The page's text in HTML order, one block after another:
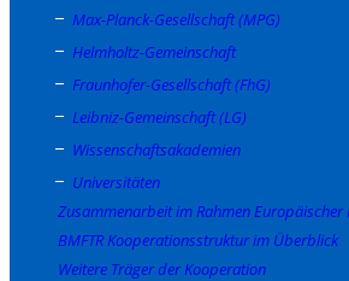
Max-Planck-Gesellschaft (MPG)
Helmholtz-Gemeinschaft
Fraunhofer-Gesellschaft (FhG)
Leibniz-Gemeinschaft (LG)
Wissenschaftsakademien
Universitäten
Zusammenarbeit im Rahmen Europäischer
BMFTR Kooperationsstruktur im Überblick
Weitere Träger der Kooperation